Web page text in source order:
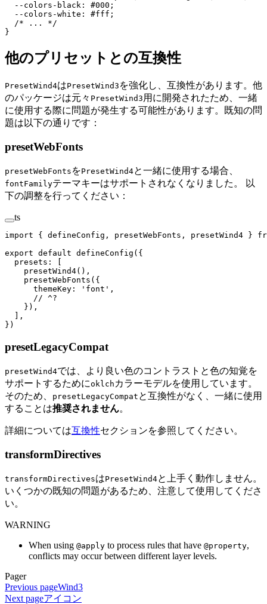
  --colors-black
: #000 ;
  --colors-white
: #fff ;
  /* ... */
}
他のプリセットとの互換性
PresetWind4はPresetWind3 を強化し、互換性があります。他
のパッケージは元々 PresetWind3 用に開発されたため、一緒
に使用する際に問題が発生する可能性があります。既知の問
題は以下の通りです：
presetWebFonts
presetWebFonts をPresetWind4と一緒に使用する場合、
fontFamilyテーマキーはサポートされなくなりました。 以
下の調整を行ってください：
ts
import { defineConfig , presetWebFonts , presetWind4 }
export default defineConfig ({
  presets
: [
    presetWind4
(),
    presetWebFonts
({
      themeKey
: ' font ' ,
      // ^?
    }),
  ],
})
presetLegacyCompat
presetWind4では、より良い色のコントラストと色の知覚を
サポートするためにoklch カラーモデルを使用しています。
そのため、
presetLegacyCompat と互換性がなく、一緒に使用
することは推奨されません。
詳細については互換性セクションを参照してください。
transformDirectives
transformDirectivesはPresetWind4と上手く動作しません。
いくつかの既知の問題があるため、注意して使用してくださ
い。
WARNING
When using @apply to process rules that have @property,
conflicts may occur between different layer levels.
Pager
Previous pageWind3
Next pageアイコン